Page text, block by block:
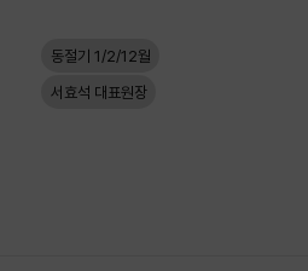
동절기 1/2/12월
서효석 대표원장